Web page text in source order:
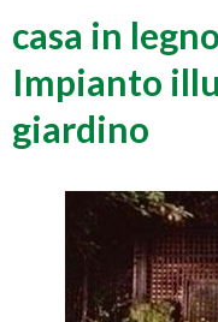
casa in
Impianto
giardino